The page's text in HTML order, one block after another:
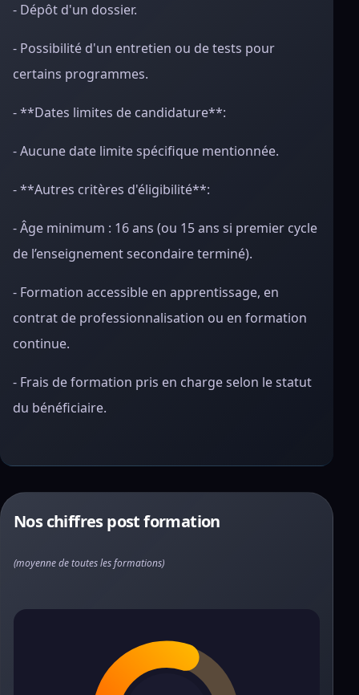
- Dépôt d'un dossier.
- Possibilité d'un entretien ou de tests pour
certains programmes.
- **Dates limites de candidature**:
- Aucune date limite spécifique mentionnée.
- **Autres critères d'éligibilité**:
- Âge minimum : 16 ans (ou 15 ans si premier cycle
de l’enseignement secondaire terminé).
- Formation accessible en apprentissage, en
contrat de professionnalisation ou en formation
continue.
- Frais de formation pris en charge selon le statut
du bénéficiaire.
Nos chiffres post formation
(moyenne de toutes les formations)